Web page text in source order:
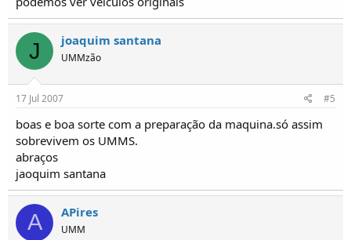
J joaquim santana
UMMzão
17 Jul 2007 #5
boas e boa sorte com a preparação da maquina.só assim
sobrevivem os UMMS.
abraços
jaoquim santana
A APires
UMM